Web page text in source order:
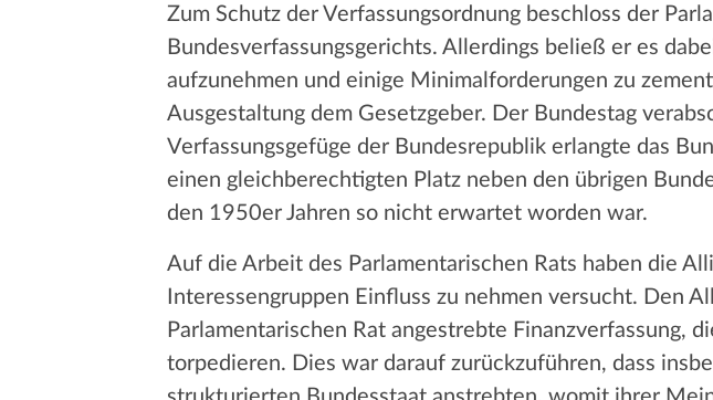
Zum Schutz der Verfassungsordnung beschloss der
Bundesverfassungsgerichts. Allerdings beließ er es
aufzunehmen und einige Minimalforderungen zu
Ausgestaltung dem Gesetzgeber. Der Bundestag
Verfassungsgefüge der Bundesrepublik erlangte das
einen gleichberechtigten Platz neben den übrigen
den 1950er Jahren so nicht erwartet worden war.
Auf die Arbeit des Parlamentarischen Rats haben die
Interessengruppen Einfluss zu nehmen versucht. Den
Parlamentarischen Rat angestrebte Finanzverfassung,
torpedieren. Dies war darauf zurückzuführen, dass